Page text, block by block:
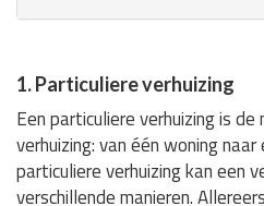
1. Particuliere verhuizing
Een particuliere verhuizing is de
verhuizing: van één woning
particuliere verhuizing kan een
verschillende manieren.